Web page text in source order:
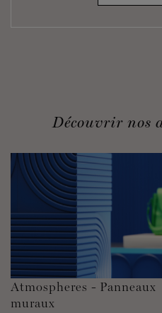
Découvrir nos
Atmospheres - Panneaux
muraux